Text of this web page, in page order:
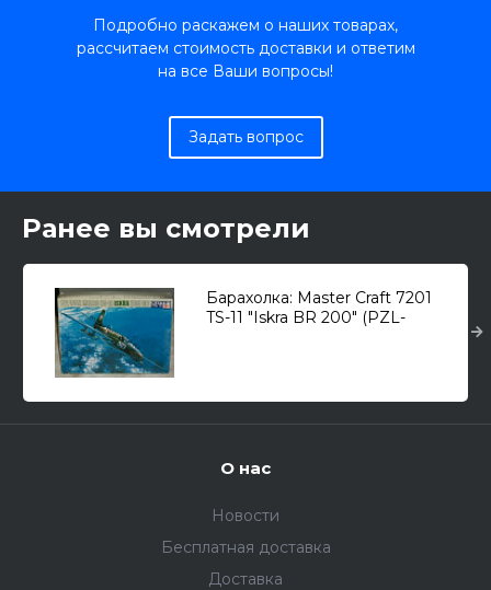
Подробно раскажем о наших товарах,
рассчитаем стоимость доставки и ответим
на все Ваши вопросы!
Задать вопрос
Ранее вы смотрели
Барахолка: Master Craft 7201
TS-11 "Iskra BR 200" (PZL-
О нас
Новости
Бесплатная доставка
Доставка